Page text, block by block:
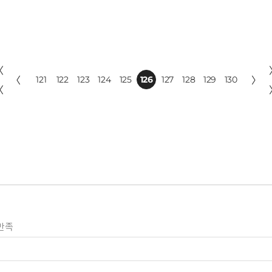
〈 121 122 123 124 125 126 127 128 129 130 〉
족